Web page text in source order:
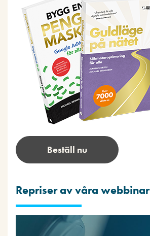
Beställ nu
Repriser av våra webbinar